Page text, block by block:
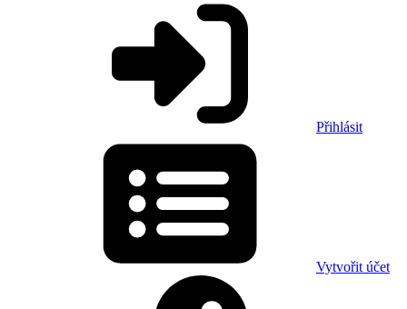
Přihlásit
Vytvořit účet